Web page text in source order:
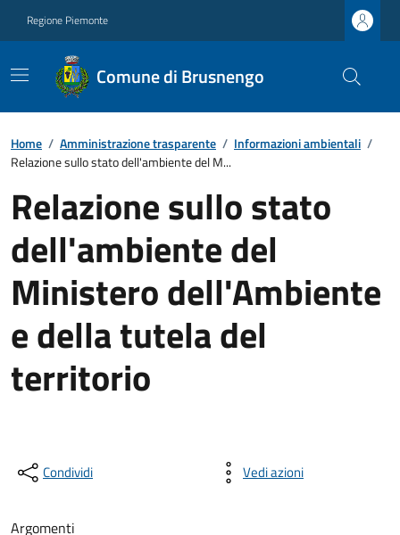
Regione Piemonte
Comune di Brusnengo
Home / Amministrazione trasparente / Informazioni ambientali /
Relazione sullo stato dell'ambiente del M...
Relazione sullo stato
dell'ambiente del
Ministero dell'Ambiente
e della tutela del
territorio
Condividi Vedi azioni
Argomenti